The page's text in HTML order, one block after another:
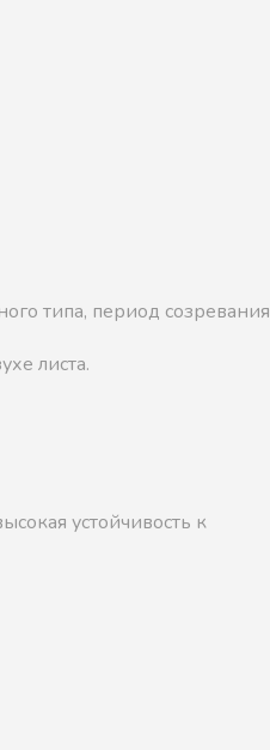
типа, период созревания
листа.
устойчивость к